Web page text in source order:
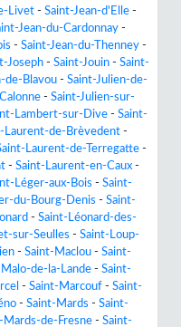
Livet - Saint-Jean-d'Elle -
Jean-du-Cardonnay -
- Saint-Jean-du-Thenney -
Joseph - Saint-Jouin - Saint-
de-Blavou - Saint-Julien-de-
- Saint-Julien-sur-
Lambert-sur-Dive - Saint-
Laurent-de-Brèvedent -
Laurent-de-Terregatte -
- Saint-Laurent-en-Caux -
Léger-aux-Bois - Saint-
du-Bourg-Denis - Saint-
- Saint-Léonard-des-
sur-Seulles - Saint-Loup-
- Saint-Maclou - Saint-
de-la-Lande - Saint-
- Saint-Marcouf - Saint-
- Saint-Mards - Saint-
Mards-de-Fresne - Saint-